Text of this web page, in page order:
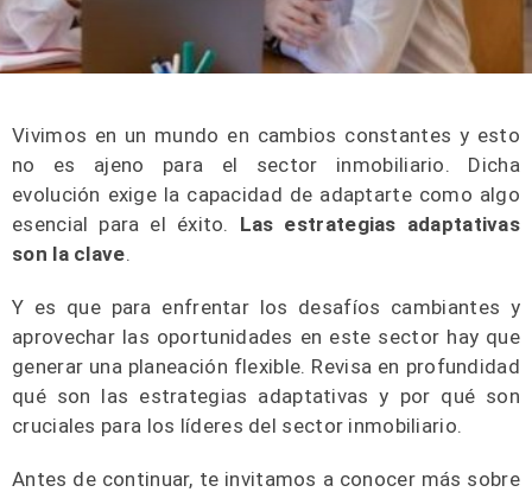
Vivimos en un mundo en cambios constantes y esto
no es ajeno para el sector inmobiliario. Dicha
evolución exige la capacidad de adaptarte como algo
esencial para el éxito. Las estrategias adaptativas
son la clave.
Y es que para enfrentar los desafíos cambiantes y
aprovechar las oportunidades en este sector hay que
generar una planeación flexible. Revisa en profundidad
qué son las estrategias adaptativas y por qué son
cruciales para los líderes del sector inmobiliario.
Antes de continuar, te invitamos a conocer más sobre